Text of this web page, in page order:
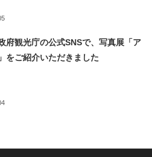
府観光庁の公式SNSで、写真展「ア
をご紹介いただきました